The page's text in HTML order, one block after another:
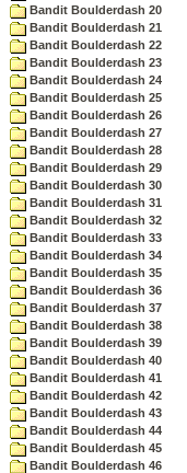
Bandit Boulderdash 20
Bandit Boulderdash 21
Bandit Boulderdash 22
Bandit Boulderdash 23
Bandit Boulderdash 24
Bandit Boulderdash 25
Bandit Boulderdash 26
Bandit Boulderdash 27
Bandit Boulderdash 28
Bandit Boulderdash 29
Bandit Boulderdash 30
Bandit Boulderdash 31
Bandit Boulderdash 32
Bandit Boulderdash 33
Bandit Boulderdash 34
Bandit Boulderdash 35
Bandit Boulderdash 36
Bandit Boulderdash 37
Bandit Boulderdash 38
Bandit Boulderdash 39
Bandit Boulderdash 40
Bandit Boulderdash 41
Bandit Boulderdash 42
Bandit Boulderdash 43
Bandit Boulderdash 44
Bandit Boulderdash 45
Bandit Boulderdash 46